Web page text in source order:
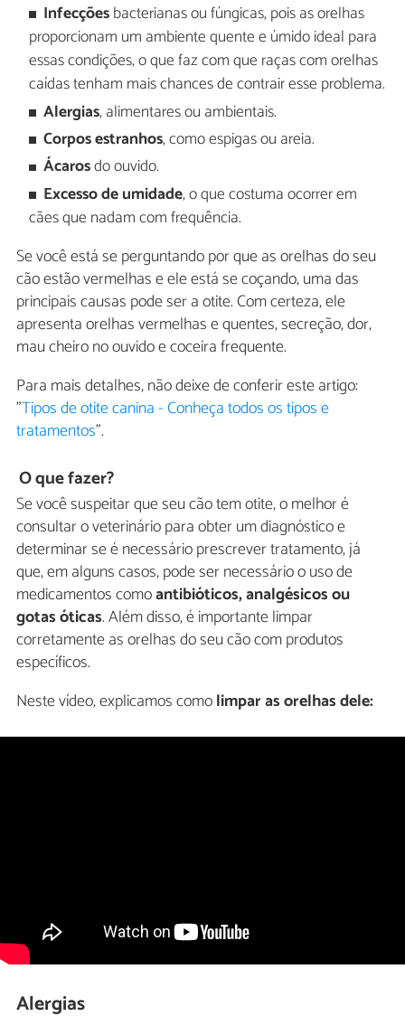
Infecçõesbacterianas ou fúngicas, pois as orelhas
proporcionam um ambiente quente e úmido ideal para
essas condições, o que faz com que raças com orelhas
caídas tenham mais chances de contrair esse problema.
Alergias, alimentares ou ambientais.
Corpos estranhos, como espigas ou areia.
Ácarosdo ouvido.
Excesso de umidade, o que costuma ocorrer em
cães que nadam com frequência.
Se você está se perguntando por que as orelhas do seu
cão estão vermelhas e ele está se coçando, uma das
principais causas pode ser a otite. Com certeza, ele
apresenta orelhas vermelhas e quentes, secreção, dor,
mau cheiro no ouvido e coceira frequente.
Para mais detalhes, não deixe de conferir este artigo:
"Tipos de otite canina - Conheça todos os tipos e
tratamentos".
O que fazer?
Se você suspeitar que seu cão tem otite, o melhor é
consultar o veterinário para obter um diagnóstico e
determinar se é necessário prescrever tratamento, já
que, em alguns casos, pode ser necessário o uso de
medicamentos comoantibióticos, analgésicos ou
gotas óticas. Além disso, é importante limpar
corretamente as orelhas do seu cão com produtos
específicos.
Neste vídeo, explicamos comolimpar as orelhas dele:
Alergias